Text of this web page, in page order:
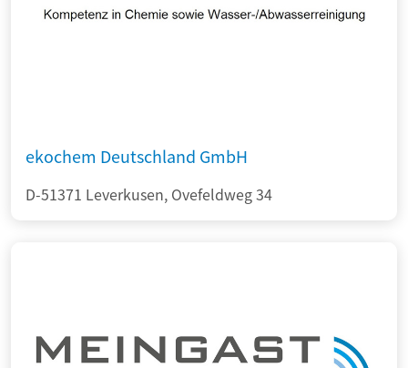
ekochem Deutschland GmbH
D-51371 Leverkusen, Ovefeldweg 34